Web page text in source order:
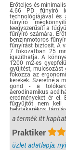
Erőteljes és
4.66 PD fűnyíró
technológiájával és
fűnyíró
leegyszerűsíti a
fűnyíró számára.
benzinmotoros
fűnyírást biztosít. A
7 fokozatban 25
igazíthatja. A
1200 m2-es
gyűjtést,
fokozza az
kerekek. Szeretné a
gond - a
aerodinamikus
eredményeket ér
fűgyűjtőt nem kell
helytakarékos
pedig megkönnyíti a
a termék itt
Praktiker
üzlet adatlapja,